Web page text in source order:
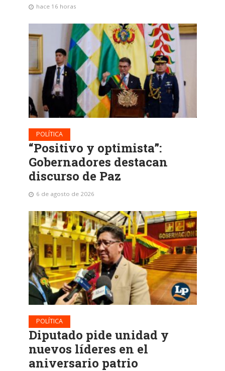
hace 16 horas
POLÍTICA
“Positivo y optimista”:
Gobernadores destacan
discurso de Paz
6 de agosto de 2026
POLÍTICA
Diputado pide unidad y
nuevos líderes en el
aniversario patrio